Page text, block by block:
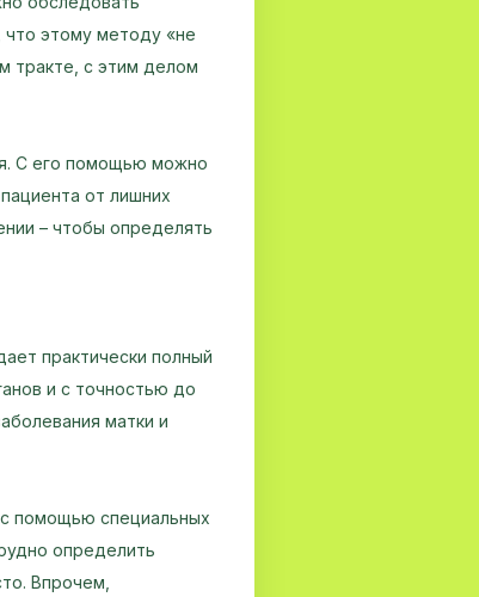
этому методу «не
тракте, с этим делом
С его помощью можно
от лишних
– чтобы определять
практически полный
и с точностью до
матки и
помощью специальных
определить
Впрочем,